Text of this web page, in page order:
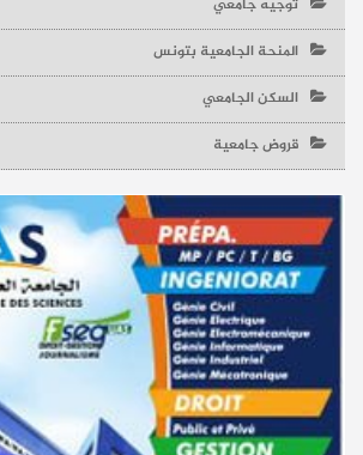
توجيه جامعي
المنحة الجامعية بتونس
السكن الجامعي
قروض جامعية